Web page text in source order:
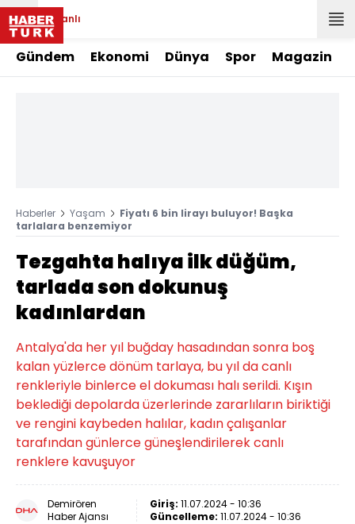
Canlı
Gündem Ekonomi Dünya Spor Magazin
Haberler Yaşam
Fiyatı 6 bin lirayı buluyor! Başka
tarlalara benzemiyor
Tezgahta halıya ilk düğüm,
tarlada son dokunuş
kadınlardan
Antalya'da her yıl buğday hasadından sonra boş
kalan yüzlerce dönüm tarlaya, bu yıl da canlı
renkleriyle binlerce el dokuması halı serildi. Kışın
beklediği depolarda üzerlerinde zararlıların biriktiği
ve rengini kaybeden halılar, kadın çalışanlar
tarafından günlerce güneşlendirilerek canlı
renklere kavuşuyor
Demirören
Haber Ajansı
Giriş: 11.07.2024 - 10:36
Güncelleme: 11.07.2024 - 10:36